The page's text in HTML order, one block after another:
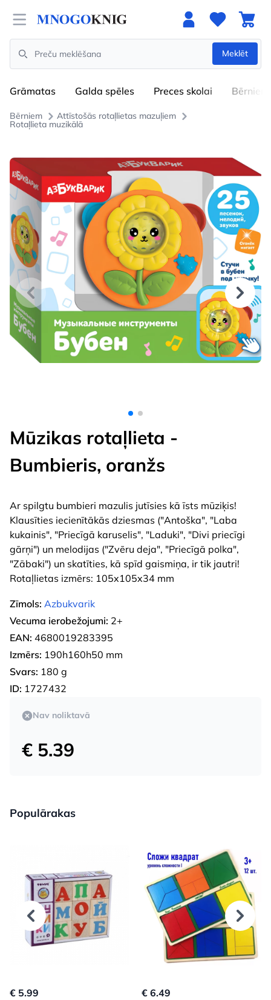
Open menu
Search
Meklēt
Grāmatas Galda spēles Preces skolai Bērniem
Bērniem Attīstošās rotaļlietas mazuļiem
Rotaļlieta muzikālā
Mūzikas rotaļlieta -
Bumbieris, oranžs
Ar spilgtu bumbieri mazulis jutīsies kā īsts mūziķis!
Klausīties iecienītākās dziesmas ("Antoška", "Laba
kukainis", "Priecīgā karuselis", "Laduki", "Divi priecīgi
gārņi") un melodijas ("Zvēru deja", "Priecīgā polka",
"Zābaki") un skatīties, kā spīd gaismiņa, ir tik jautri!
Rotaļlietas izmērs: 105x105x34 mm
Zīmols: Azbukvarik
Vecuma ierobežojumi: 2+
EAN: 4680019283395
Izmērs: 190h160h50 mm
Svars: 180 g
ID: 1727432
Nav noliktavā
€ 5.39
Populārakas
€ 5.99 € 6.49